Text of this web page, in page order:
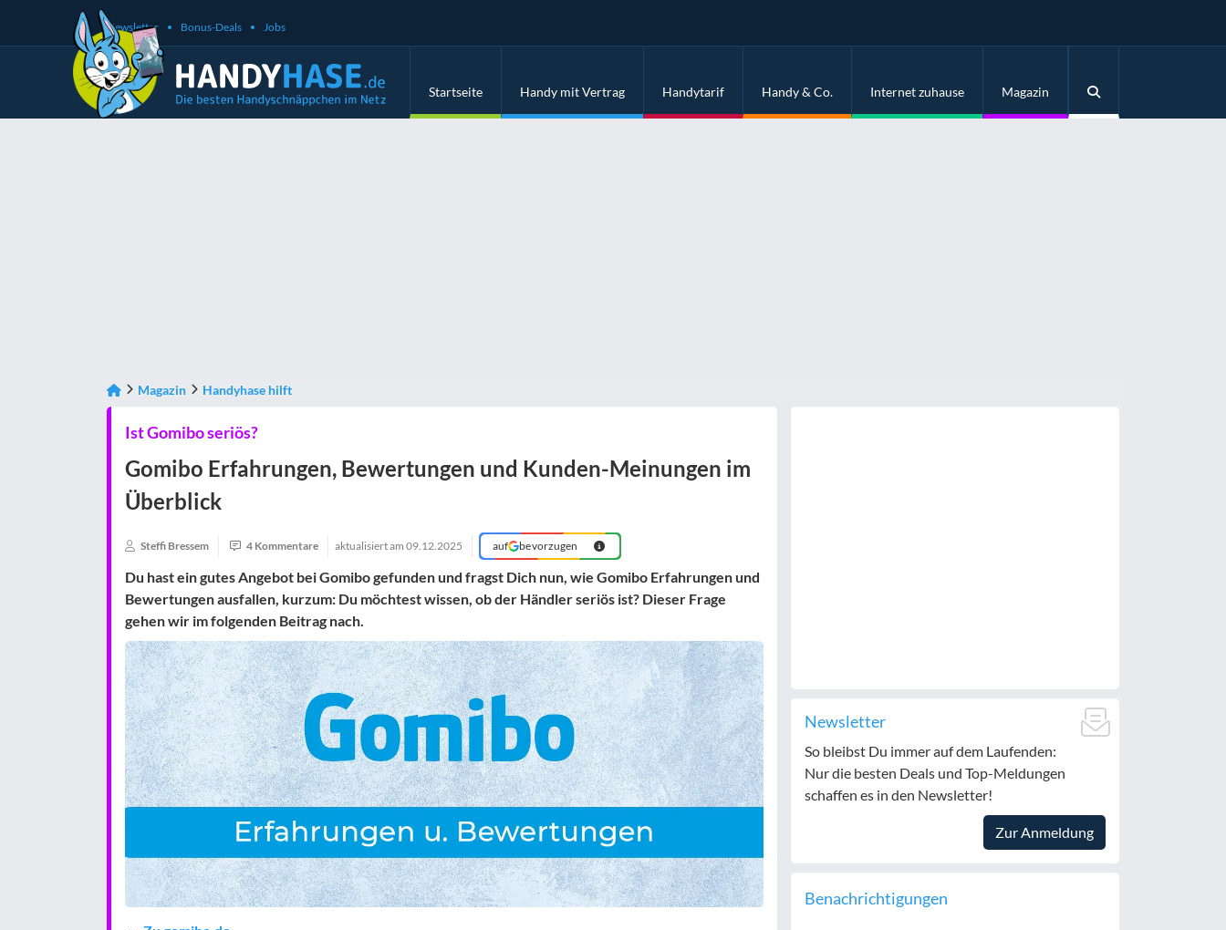
Newsletter Bonus-Deals Jobs
Startseite Handy mit Vertrag Handytarif Handy & Co. Internet zuhause Magazin
Magazin Handyhase hilft
Ist Gomibo seriös?
Gomibo Erfahrungen, Bewertungen und Kunden-Meinungen im
Überblick
Steffi Bressem 4 Kommentare aktualisiert am 09.12.2025 auf bevorzugen
Du hast ein gutes Angebot bei Gomibo gefunden und fragst Dich nun, wie Gomibo Erfahrungen und
Bewertungen ausfallen, kurzum: Du möchtest wissen, ob der Händler seriös ist? Dieser Frage
gehen wir im folgenden Beitrag nach.
Newsletter
So bleibst Du immer auf dem Laufenden:
Nur die besten Deals und Top-Meldungen
schaffen es in den Newsletter!
Zur Anmeldung
Benachrichtigungen